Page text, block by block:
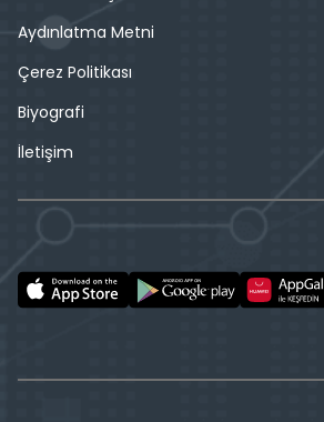
Aydınlatma Metni
Çerez Politikası
Biyografi
İletişim